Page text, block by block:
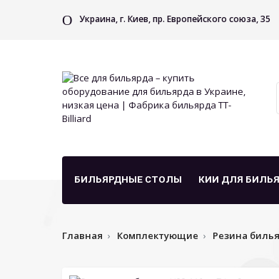
Украина, г. Киев, пр. Европейского союза, 35
БИЛЬЯРДНЫЕ СТОЛЫ КИИ ДЛЯ
Главная Комплектующие Резина